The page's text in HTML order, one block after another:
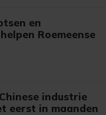
en
Roemeense
industrie
eerst in maanden